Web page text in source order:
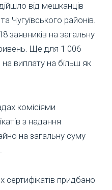
від мешканців
Чугуївського районів.
заявників на загальну
Ще для 1 006
виплату на більш як
комісіями
з надання
на загальну суму
придбано